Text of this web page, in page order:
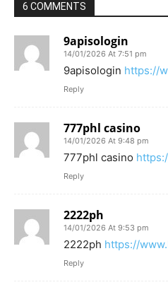
6 COMMENTS
9apisologin
14/01/2026 At 7:51 pm
9apisologin https://
Reply
777phl casino
14/01/2026 At 9:48 pm
777phl casino
Reply
2222ph
14/01/2026 At 9:53 pm
2222ph https://
Reply